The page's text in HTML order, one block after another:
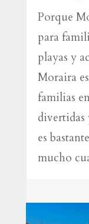
Porque
para
playas y
Moraira
familias
divertidas
es
mucho